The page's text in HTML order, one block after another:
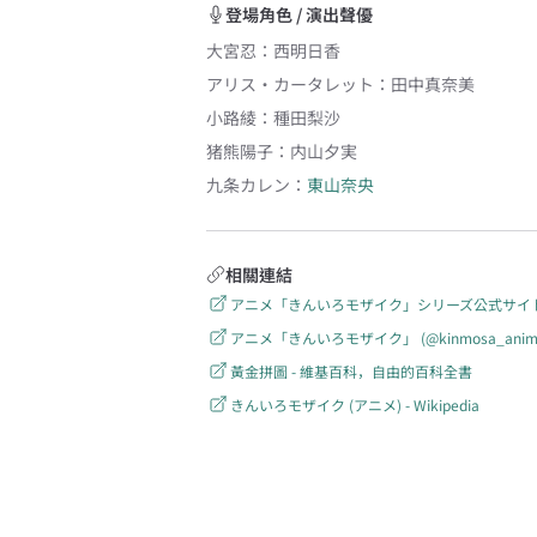
登場角色 / 演出聲優
大宮忍 ： 西明日香
アリス・カータレット ： 田中真奈美
小路綾 ： 種田梨沙
猪熊陽子 ： 内山夕実
九条カレン ： 東山奈央
相關連結
アニメ「きんいろモザイク」シリーズ公式サイ
アニメ「きんいろモザイク」
黃金拼圖 - 維基百科，自由的百科全書
きんいろモザイク (アニメ) - Wikipedia